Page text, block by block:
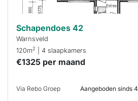
Schapendoes 42
Warnsveld
120m2 | 4 slaapkamers
€1325 per maand
Via Rebo Groep Aangeboden sinds 4